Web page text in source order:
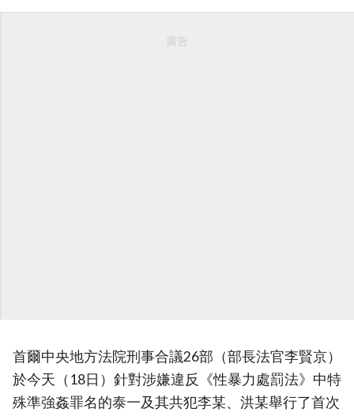
廣告
首爾中央地方法院刑事合議26部（部長法官李賢京）
於今天（18日）針對涉嫌違反《性暴力處罰法》中特
殊準強姦罪名的泰一及其共犯李某、洪某舉行了首次